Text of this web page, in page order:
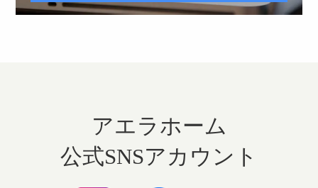
アエラホーム
公式SNSアカウント